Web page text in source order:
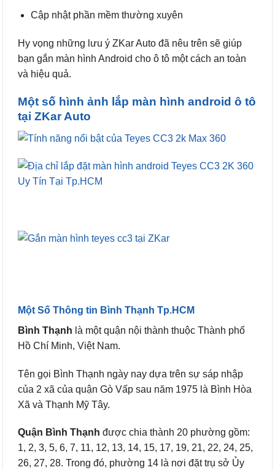
Cập nhật phần mềm thường xuyên
Hy vọng những lưu ý ZKar Auto đã nêu trên sẽ giúp
bạn gắn màn hình Android cho ô tô một cách an toàn
và hiệu quả.
Một số hình ảnh lắp màn hình android ô tô
tại ZKar Auto
Một Số Thông tin Bình Thạnh Tp.HCM
Bình Thạnh là một quận nội thành thuộc Thành phố
Hồ Chí Minh, Việt Nam.
Tên gọi Bình Thạnh ngày nay dựa trên sự sáp nhập
của 2 xã của quận Gò Vấp sau năm 1975 là Bình Hòa
Xã và Thạnh Mỹ Tây.
Quận Bình Thạnh được chia thành 20 phường gồm:
1, 2, 3, 5, 6, 7, 11, 12, 13, 14, 15, 17, 19, 21, 22, 24, 25,
26, 27, 28. Trong đó, phường 14 là nơi đặt trụ sở Ủy